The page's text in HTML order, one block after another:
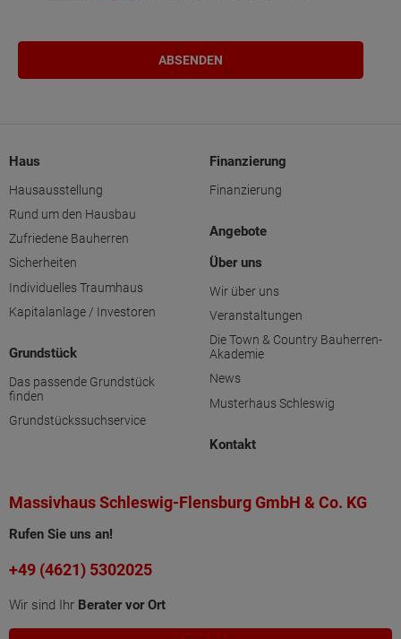
Haus
Hausausstellung
Rund um den Hausbau
Zufriedene Bauherren
Sicherheiten
Individuelles Traumhaus
Kapitalanlage / Investoren
Grundstück
Das passende Grundstück
finden
Grundstückssuchservice
Finanzierung
Finanzierung
Angebote
Über uns
Wir über uns
Veranstaltungen
Die Town & Country Bauherren-
Akademie
News
Musterhaus Schleswig
Kontakt
Massivhaus Schleswig-Flensburg GmbH & Co. KG
Rufen Sie uns an!
+49 (4621) 5302025
Wir sind Ihr Berater vor Ort